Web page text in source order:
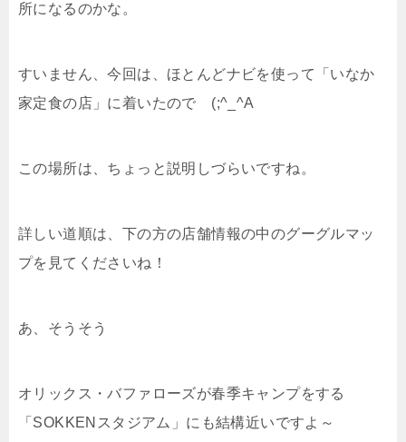
所になるのかな。
すいません、今回は、ほとんどナビを使って「いなか
家定食の店」に着いたので (;^_^A
この場所は、ちょっと説明しづらいですね。
詳しい道順は、下の方の店舗情報の中のグーグルマッ
プを見てくださいね！
あ、そうそう
オリックス・バファローズが春季キャンプをする
「SOKKENスタジアム」にも結構近いですよ～